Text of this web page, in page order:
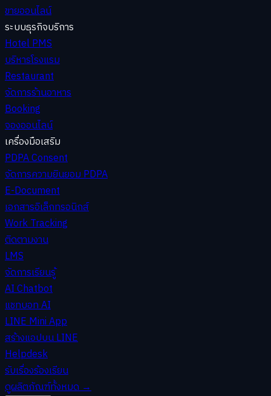
ขายออนไลน์
ระบบธุรกิจบริการ
Hotel PMS
บริหารโรงแรม
Restaurant
จัดการร้านอาหาร
Booking
จองออนไลน์
เครื่องมือเสริม
PDPA Consent
จัดการความยินยอม PDPA
E-Document
เอกสารอิเล็กทรอนิกส์
Work Tracking
ติดตามงาน
LMS
จัดการเรียนรู้
AI Chatbot
แชทบอท AI
LINE Mini App
สร้างแอปบน LINE
Helpdesk
รับเรื่องร้องเรียน
ดูผลิตภัณฑ์ทั้งหมด→